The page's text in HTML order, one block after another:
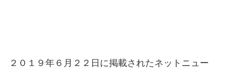
２０１９年６月２２日に掲載されたネットニュー